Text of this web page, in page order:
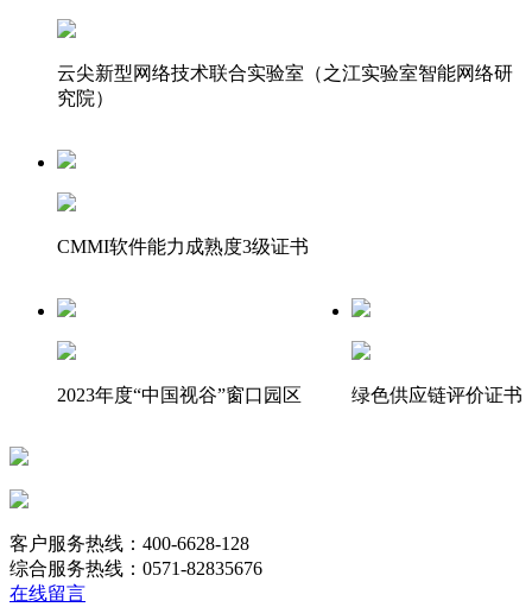
云尖新型网络技术联合实验室（之江实验室智能网络研
究院）
CMMI软件能力成熟度3级证书
2023年度“中国视谷”窗口园区 绿色供应链评价证书
客户服务热线：400-6628-128
综合服务热线：0571-82835676
在线留言